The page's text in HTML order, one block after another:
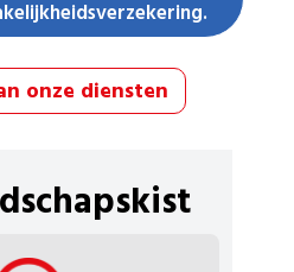
onze diensten